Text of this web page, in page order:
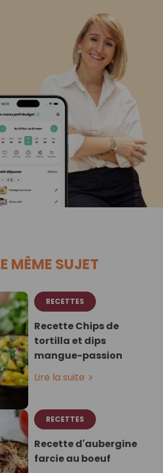
MÊME SUJET
RECETTES
Recette Chips de
tortilla et dips
mangue-passion⁣
Lire la suite
RECETTES
Recette d'aubergine
farcie au boeuf